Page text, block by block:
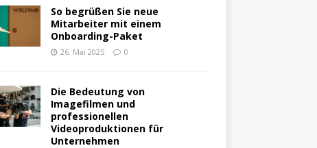
So begrüßen Sie neue
Mitarbeiter mit einem
Onboarding-Paket
26. Mai 2025 0
Die Bedeutung von
Imagefilmen und
professionellen
Videoproduktionen für
Unternehmen